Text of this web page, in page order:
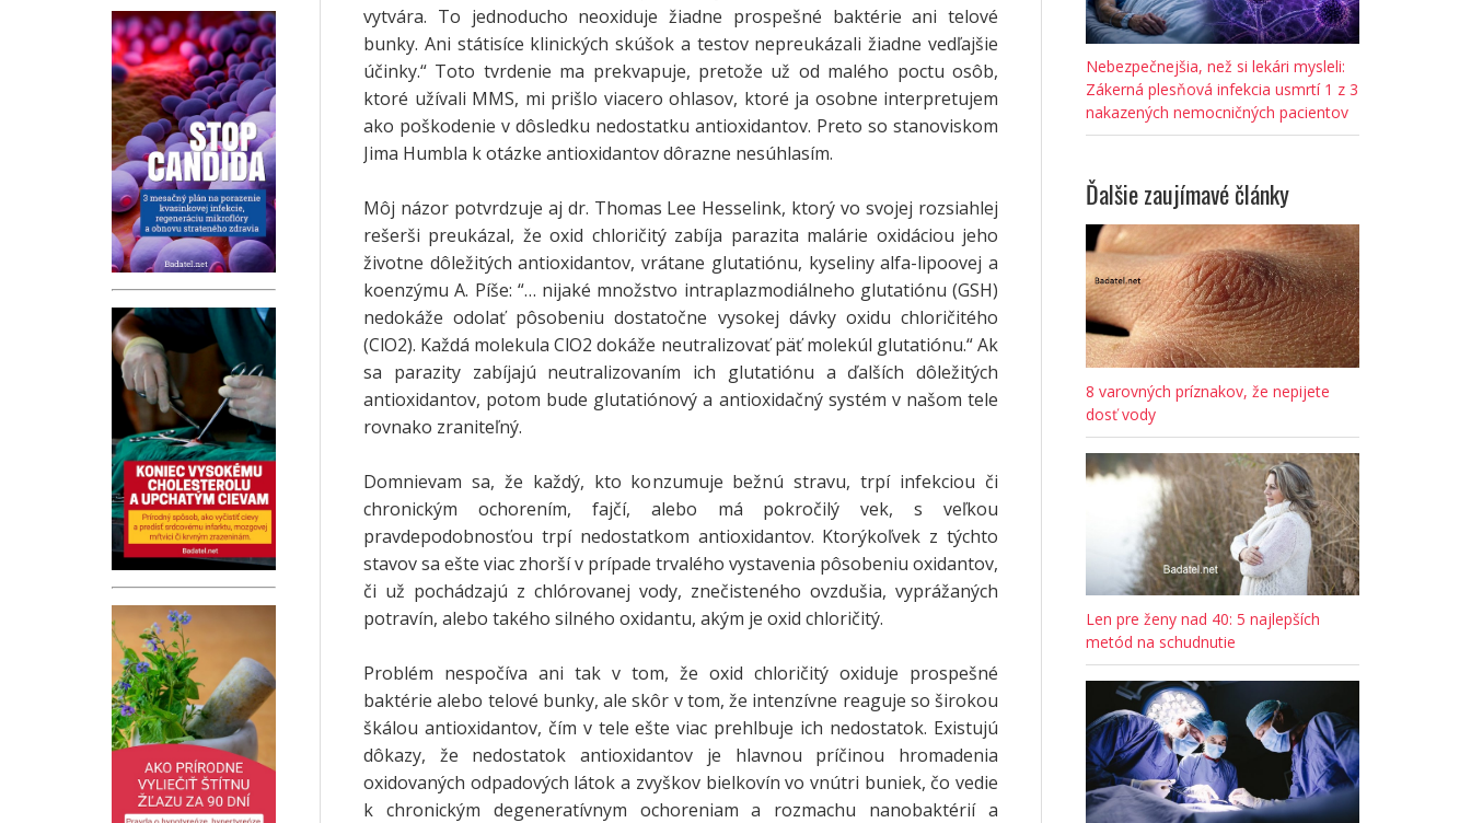
vytvára. To jednoducho neoxiduje žiadne prospešné baktérie ani telové
bunky. Ani státisíce klinických skúšok a testov nepreukázali žiadne vedľajšie
účinky.“ Toto tvrdenie ma prekvapuje, pretože už od malého poctu osôb,
ktoré užívali MMS, mi prišlo viacero ohlasov, ktoré ja osobne interpretujem
ako poškodenie v dôsledku nedostatku antioxidantov. Preto so stanoviskom
Jima Humbla k otázke antioxidantov dôrazne nesúhlasím.
Môj názor potvrdzuje aj dr. Thomas Lee Hesselink, ktorý vo svojej rozsiahlej
rešerši preukázal, že oxid chloričitý zabíja parazita malárie oxidáciou jeho
životne dôležitých antioxidantov, vrátane glutatiónu, kyseliny alfa-lipoovej a
koenzýmu A. Píše: “… nijaké množstvo intraplazmodiálneho glutatiónu (GSH)
nedokáže odolať pôsobeniu dostatočne vysokej dávky oxidu chloričitého
(ClO2). Každá molekula ClO2 dokáže neutralizovať päť molekúl glutatiónu.“ Ak
sa parazity zabíjajú neutralizovaním ich glutatiónu a ďalších dôležitých
antioxidantov, potom bude glutatiónový a antioxidačný systém v našom tele
rovnako zraniteľný.
Domnievam sa, že každý, kto konzumuje bežnú stravu, trpí infekciou či
chronickým ochorením, fajčí, alebo má pokročilý vek, s veľkou
pravdepodobnosťou trpí nedostatkom antioxidantov. Ktorýkoľvek z týchto
stavov sa ešte viac zhorší v prípade trvalého vystavenia pôsobeniu oxidantov,
či už pochádzajú z chlórovanej vody, znečisteného ovzdušia, vyprážaných
potravín, alebo takého silného oxidantu, akým je oxid chloričitý.
Problém nespočíva ani tak v tom, že oxid chloričitý oxiduje prospešné
baktérie alebo telové bunky, ale skôr v tom, že intenzívne reaguje so širokou
škálou antioxidantov, čím v tele ešte viac prehlbuje ich nedostatok. Existujú
dôkazy, že nedostatok antioxidantov je hlavnou príčinou hromadenia
oxidovaných odpadových látok a zvyškov bielkovín vo vnútri buniek, čo vedie
k chronickým degeneratívnym ochoreniam a rozmachu nanobaktérií a
Nebezpečnejšia, než si lekári mysleli:
Zákerná plesňová infekcia usmrtí 1 z 3
nakazených nemocničných pacientov
Ďalšie zaujímavé články
8 varovných príznakov, že nepijete
dosť vody
Len pre ženy nad 40: 5 najlepších
metód na schudnutie